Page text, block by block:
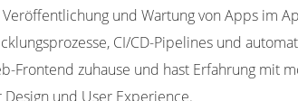
und Wartung von Apps im
CI/CD-Pipelines und
Frontend zuhause und hast Erfahrung mit
und User Experience.